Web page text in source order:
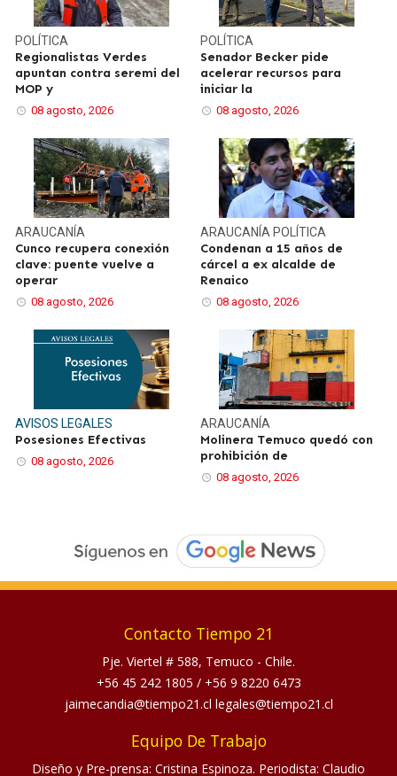
POLÍTICA
Regionalistas Verdes
apuntan contra seremi del
MOP y
08 agosto, 2026
POLÍTICA
Senador Becker pide
acelerar recursos para
iniciar la
08 agosto, 2026
ARAUCANÍA
Cunco recupera conexión
clave: puente vuelve a
operar
08 agosto, 2026
ARAUCANÍA POLÍTICA
Condenan a 15 años de
cárcel a ex alcalde de
Renaico
08 agosto, 2026
AVISOS LEGALES
Posesiones Efectivas
08 agosto, 2026
ARAUCANÍA
Molinera Temuco quedó con
prohibición de
08 agosto, 2026
Contacto Tiempo 21
Pje. Viertel # 588, Temuco - Chile.
+56 45 242 1805 / +56 9 8220 6473
jaimecandia@tiempo21.cl legales@tiempo21.cl
Equipo De Trabajo
Diseño y Pre-prensa: Cristina Espinoza. Periodista: Claudio